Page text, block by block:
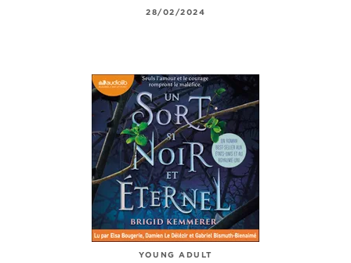
28/02/2024
YOUNG ADULT